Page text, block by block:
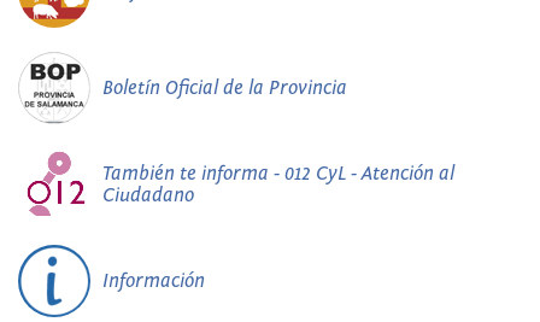
Boletín Oficial de la Provincia
También te informa - 012 CyL - Atención al
Ciudadano
Información